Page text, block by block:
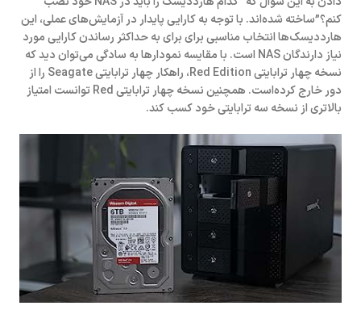
کنم؟”ساخته شده‌اند. با توجه به کارایی پایدار در آزمایش‌های عملی، این
هارددیسک‌ها انتخاب مناسبی برای برای به حداکثر رساندن کارایی مورد
نیاز دارندگان NAS است. با مقایسه نمودارها به سادگی می‌توان دید که
نسخه چهار ترابایتی Red Edition، راهکار چهار ترابایتی Seagate را از
دور خارج کرده‌است. همچنین نسخه چهار ترابایتی Red توانست امتیاز
بالاتری از نسخه سه ترابایتی خود کسب کند.